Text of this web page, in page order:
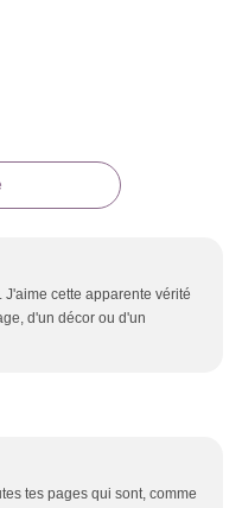
cette apparente vérité
d'un décor ou d'un
tes pages qui sont, comme